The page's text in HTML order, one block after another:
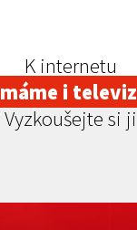
K internetu
máme i
Vyzkoušejte si ji